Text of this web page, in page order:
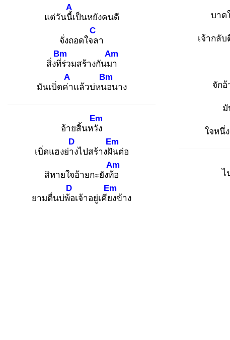
แต่วันนี้เ
A
ป็นหยังคนดี
จั่งถอดใจล
C
า
สิ่งที่ร่
Bm
วมสร้างกันมา
Am
มันเบิ่ดค่า
A
แล้วบ่หนอ
Bm
นาง
อ้ายสิ้นหวัง
Em
เบิ่ดแฮงย่าง
D
ไปสร้างฝัน
Em
ต่อ
สิหายใจอ้ายกะยังท้อ
Am
ยามตื่นบ่พ้อ
D
เจ้าอยู่เคียง
Em
ข้าง
บาด
เจ้ากลับ
จักอ้
มั
ใจหนึ่
ไ